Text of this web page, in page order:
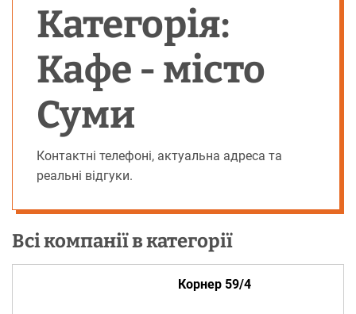
Категорія:
Кафе - місто
Суми
Контактні телефоні, актуальна адреса та
реальні відгуки.
Всі компанії в категорії
Корнер 59/4